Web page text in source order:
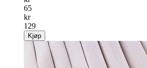
65
kr
129
Kjøp